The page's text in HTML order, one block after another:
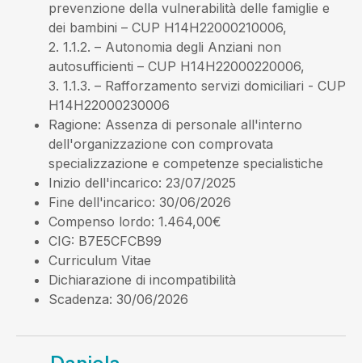
prevenzione della vulnerabilità delle famiglie e
dei bambini – CUP H14H22000210006,
2. 1.1.2. – Autonomia degli Anziani non
autosufficienti – CUP H14H22000220006,
3. 1.1.3. – Rafforzamento servizi domiciliari - CUP
H14H22000230006
Ragione: Assenza di personale all'interno
dell'organizzazione con comprovata
specializzazione e competenze specialistiche
Inizio dell'incarico: 23/07/2025
Fine dell'incarico: 30/06/2026
Compenso lordo: 1.464,00€
CIG: B7E5CFCB99
Curriculum Vitae
Dichiarazione di incompatibilità
Scadenza: 30/06/2026